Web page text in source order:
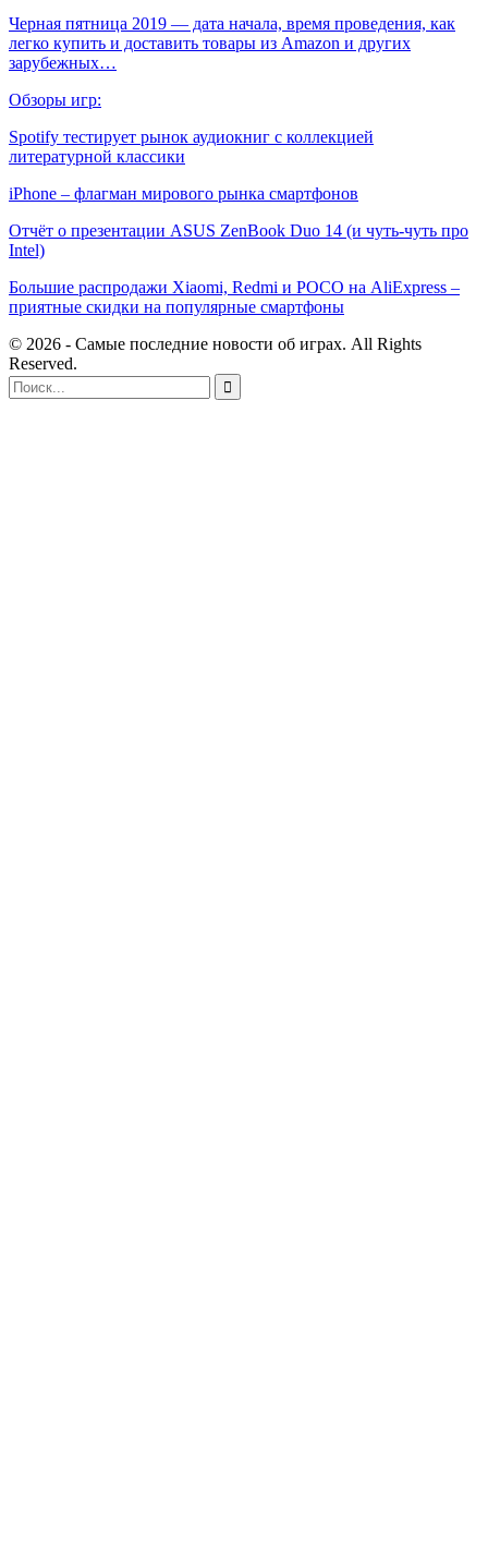
Черная пятница 2019 — дата начала, время проведения, как
легко купить и доставить товары из Amazon и других
зарубежных…
Обзоры игр:
Spotify тестирует рынок аудиокниг с коллекцией
литературной классики
iPhone – флагман мирового рынка смартфонов
Отчёт о презентации ASUS ZenBook Duo 14 (и чуть-чуть про
Intel)
Большие распродажи Xiaomi, Redmi и POCO на AliExpress –
приятные скидки на популярные смартфоны
© 2026 - Самые последние новости об играх. All Rights
Reserved.